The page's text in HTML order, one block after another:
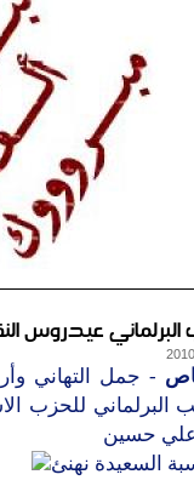
البرلماني عيدروس
- جمل التهاني
البرلماني للحزب
علي حسين
السعيدة نهنئ